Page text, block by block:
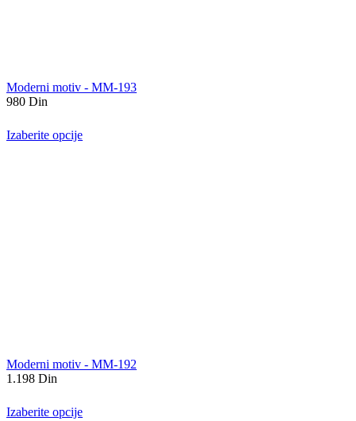
Moderni motiv - MM-193
980 Din
Izaberite opcije
Moderni motiv - MM-192
1.198 Din
Izaberite opcije